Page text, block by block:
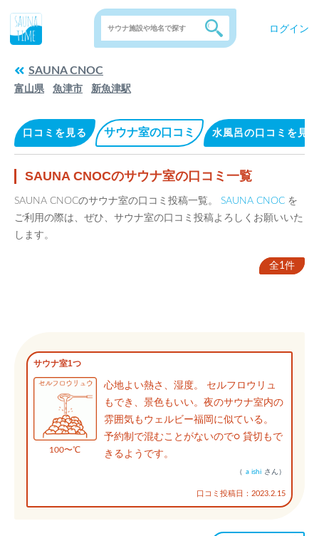
ログイン
SAUNA CNOC
富山県 魚津市 新魚津駅
口コミを見る サウナ室の口コミ 水風呂の口コミを見る
SAUNA CNOCのサウナ室の口コミ一覧
SAUNA CNOCのサウナ室の口コミ投稿一覧。 SAUNA CNOC を
ご利用の際は、ぜひ、サウナ室の口コミ投稿よろしくお願いいた
します。
全1件
サウナ室1つ
100〜℃
心地よい熱さ、湿度。 セルフロウリュ
もでき、景色もいい。夜のサウナ室内の
雰囲気もウェルビー福岡に似ている。
予約制で混むことがないので○ 貸切もで
きるようです。
（ a ishi さん）
口コミ投稿日：2023.2.15